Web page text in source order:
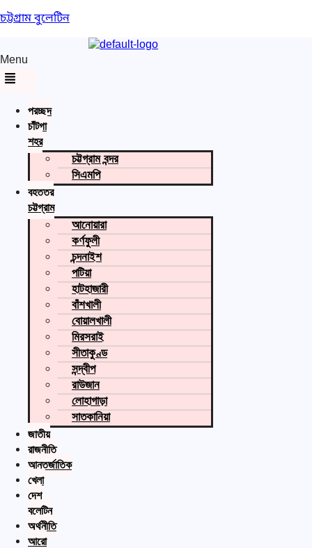
চট্টগ্রাম বুলেটিন
Menu
প্রচ্ছদ
চাঁটগা
শহর
চট্টগ্রাম বন্দর
সিএমপি
বৃহত্তর
চট্টগ্রাম
আনোয়ারা
কর্ণফুলী
চন্দনাইশ
পটিয়া
হাটহাজারী
বাঁশখালী
বোয়ালখালী
মিরসরাই
সীতাকুণ্ড
সন্দ্বীপ
রাউজান
লোহাগাড়া
সাতকানিয়া
জাতীয়
রাজনীতি
আন্তর্জাতিক
খেলা
দেশ
বুলেটিন
অর্থনীতি
আরো